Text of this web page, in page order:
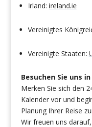
Irland: ireland.ie
Vereinigtes
Vereinigte Staaten:
Besuchen Sie uns
Merken Sie sich den
Kalender vor und
Planung Ihrer Reise
Wir freuen uns